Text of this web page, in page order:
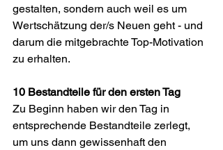
gestalten, sondern auch weil es um
Wertschätzung der/s Neuen geht - und
darum die mitgebrachte Top-Motivation
zu erhalten.
10 Bestandteile für den ersten Tag
Zu Beginn haben wir den Tag in
entsprechende Bestandteile zerlegt,
um uns dann gewissenhaft den